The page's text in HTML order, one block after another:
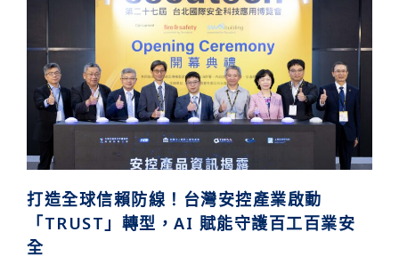
打造全球信賴防線！台灣安控產業啟動
「TRUST」轉型，AI 賦能守護百工百業安
全